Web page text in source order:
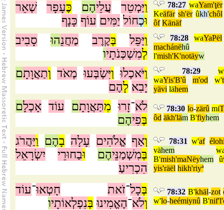
וַיַּמְטֵר עֲלֵיהֶם כֶּעָפָר
שְׁאֵר
וּכְחוֹל יַמִּים עוֹף כָּנָף
78:27 waYam'ţër
Keäfär sh'ër ûkh'chôl
ôf Känäf
וַיַּפֵּל בְּקֶרֶב מַחֲנֵהוּ
סָבִיב
לְמִשְׁכְּנֹתָיו
78:28 waYaPël
machánëhû
l'mish'K'notäyw
וַיֹּאכְלוּ וַיִּשְׂבְּעוּ מְאֹד וְתַאֲוָתָם
יָבִא לָהֶם
78:29
waYis'B'û m'od w'
yävi lähem
לֹא־זָרוּ מִתַּאֲוָתָם עוֹד אָכְלָם
בְּפִיהֶם
78:30 lo-zärû mi
ôd äkh'läm B'fiyhem
וְאַף אֱלֹהִים עָלָה בָהֶם וַיַּהֲרֹג
בְּמִשְׁמַנֵּיהֶם וּבַחוּרֵי
יִשְׂרָאֵל
הִכְרִיעַ
78:31 w'af
vähem
B'mish'maNëyhem û
yis'räël hikh'riyª
בְּכָל־זֹאת חָטְאוּ־עוֹד
וְלֹא־הֶאֱמִינוּ בְּנִפְלְאוֹתָיו
78:32 B'khäl-zot
w'lo-heémiynû B'